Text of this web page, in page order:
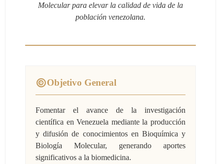
Molecular para elevar la calidad de vida de la
población venezolana.
Objetivo General
Fomentar el avance de la investigación
científica en Venezuela mediante la producción
y difusión de conocimientos en Bioquímica y
Biología Molecular, generando aportes
significativos a la biomedicina.